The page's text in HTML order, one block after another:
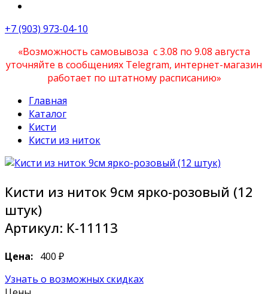
+7 (903) 973-04-10
«Возможность самовывоза с 3.08 по 9.08 августа
уточняйте в сообщениях Telegram, интернет-магазин
работает по штатному расписанию»
Главная
Каталог
Кисти
Кисти из ниток
Кисти из ниток 9см ярко-розовый (12
штук)
Артикул: К-11113
Цена: 400 ₽
Узнать о возможных скидках